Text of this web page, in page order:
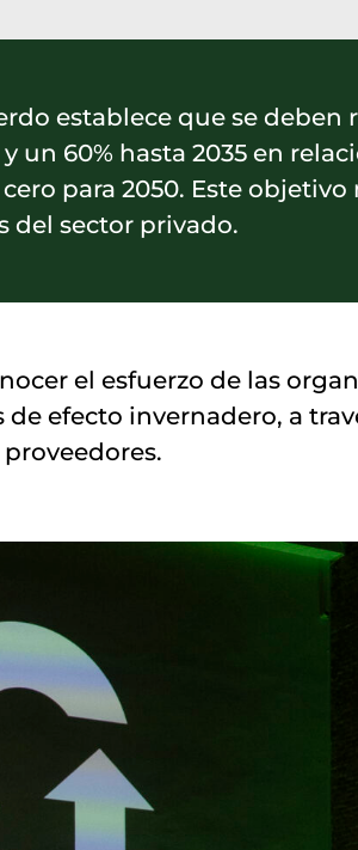
establece que se deben
un 60% hasta 2035 en
para 2050. Este objetivo
del sector privado.
el esfuerzo de las
efecto invernadero, a